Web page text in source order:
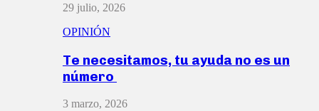
29 julio, 2026
OPINIÓN
Te necesitamos, tu ayuda no es un
número
3 marzo, 2026